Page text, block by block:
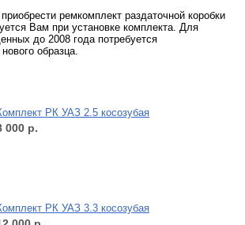
ремкомплект раздаточной коробки
Вам при установке комплекта. Для
до 2008 года потребуется
образца.
РК УАЗ 2.5 косозубая
000 р.
РК УАЗ 3.3 косозубая